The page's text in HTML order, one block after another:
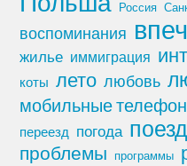
Россия
воспоминания
жилье иммиграция
коты лето любовь
мобильные
переезд погода
проблемы программы